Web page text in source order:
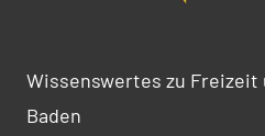
Wissenswertes zu Freizeit
Baden